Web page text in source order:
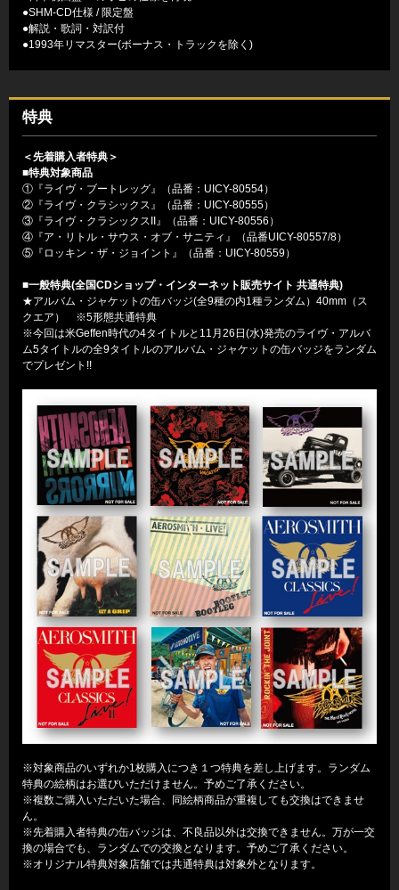
●SHM-CD仕様 / 限定盤
●解説・歌詞・対訳付
●1993年リマスター(ボーナス・トラックを除く)
特典
＜先着購入者特典＞
■特典対象商品
①『ライヴ・ブートレッグ』（品番：UICY-80554）
②『ライヴ・クラシックス』（品番：UICY-80555）
③『ライヴ・クラシックスII』（品番：UICY-80556）
④『ア・リトル・サウス・オブ・サニティ』（品番UICY-80557/8）
⑤『ロッキン・ザ・ジョイント』（品番：UICY-80559）
■一般特典(全国CDショップ・インターネット販売サイト 共通特典)
★アルバム・ジャケットの缶バッジ(全9種の内1種ランダム）40mm（ス
クエア） ※5形態共通特典
※今回は米Geffen時代の4タイトルと11月26日(水)発売のライヴ・アルバ
ム5タイトルの全9タイトルのアルバム・ジャケットの缶バッジをランダム
でプレゼント!!
※対象商品のいずれか1枚購入につき１つ特典を差し上げます。ランダム
特典の絵柄はお選びいただけません。予めご了承ください。
※複数ご購入いただいた場合、同絵柄商品が重複しても交換はできませ
ん。
※先着購入者特典の缶バッジは、不良品以外は交換できません。万が一交
換の場合でも、ランダムでの交換となります。予めご了承ください。
※オリジナル特典対象店舗では共通特典は対象外となります。